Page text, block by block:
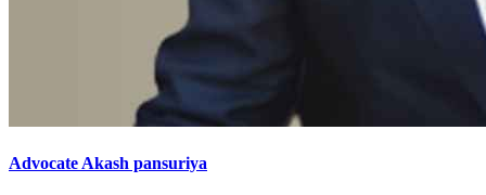
Advocate Akash pansuriya